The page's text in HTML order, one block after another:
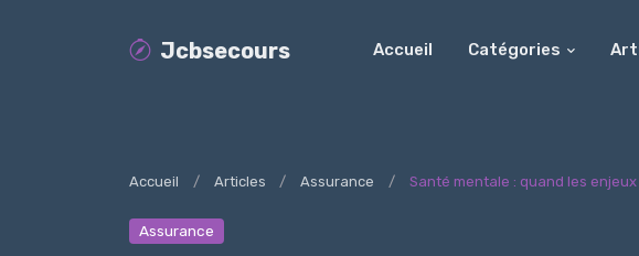
Jcbsecours Accueil Catégories
Accueil Articles Assurance Santé mentale : quand les
Assurance